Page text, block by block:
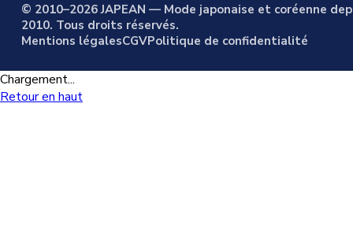
© 2010–2026 JAPEAN — Mode japonaise et coréenne
2010. Tous droits réservés.
Mentions légalesCGVPolitique de confidentialité
Chargement...
Retour en haut